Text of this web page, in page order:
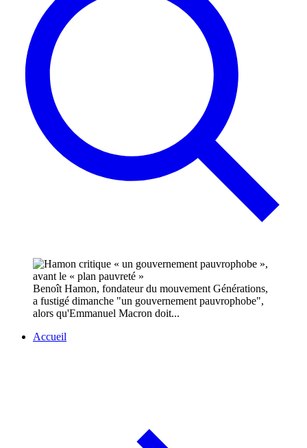
Benoît Hamon, fondateur du mouvement Générations,
a fustigé dimanche "un gouvernement pauvrophobe",
alors qu'Emmanuel Macron doit...
Accueil